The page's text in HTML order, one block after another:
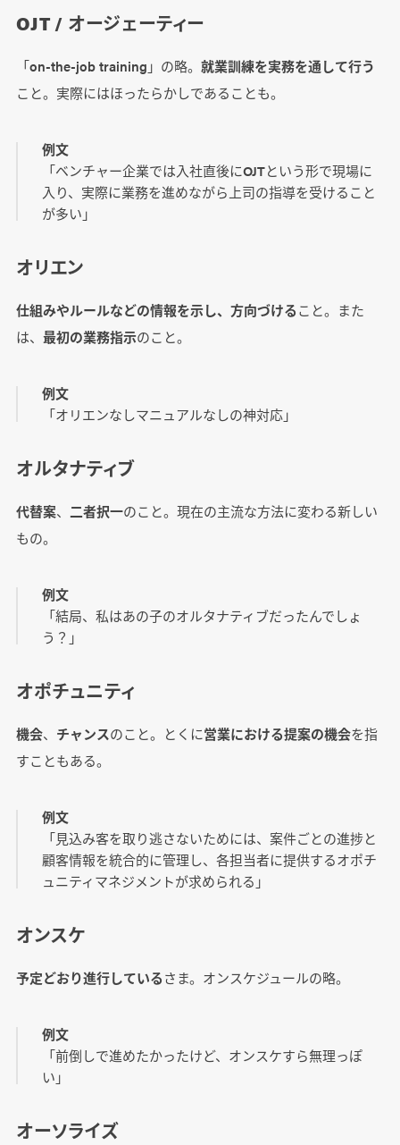
OJT / オージェーティー
「on-the-job training」の略。 就業訓練を実務を通して行う
こと。実際にはほったらかしであることも。
例文
「ベンチャー企業では入社直後にOJTという形で現場に
入り、実際に業務を進めながら上司の指導を受けること
が多い」
オリエン
仕組みやルールなどの情報を示し、方向づけること。また
は、 最初の業務指示のこと。
例文
「オリエンなしマニュアルなしの神対応」
オルタナティブ
代替案、 二者択一のこと。現在の主流な方法に変わる新しい
もの。
例文
「結局、私はあの子のオルタナティブだったんでしょ
う？」
オポチュニティ
機会、 チャンスのこと。とくに営業における提案の機会を指
すこともある。
例文
「見込み客を取り逃さないためには、案件ごとの進捗と
顧客情報を統合的に管理し、各担当者に提供するオポチ
ュニティマネジメントが求められる」
オンスケ
予定どおり進行しているさま。オンスケジュールの略。
例文
「前倒しで進めたかったけど、オンスケすら無理っぽ
い」
オーソライズ